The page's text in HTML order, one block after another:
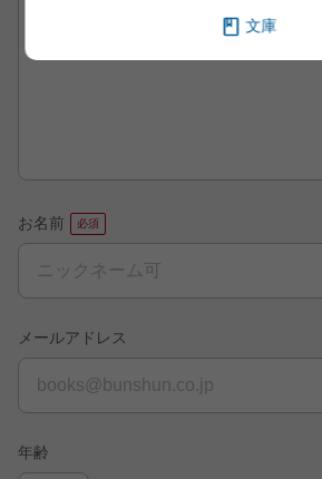
お名前
メールアドレス
年齢
文庫